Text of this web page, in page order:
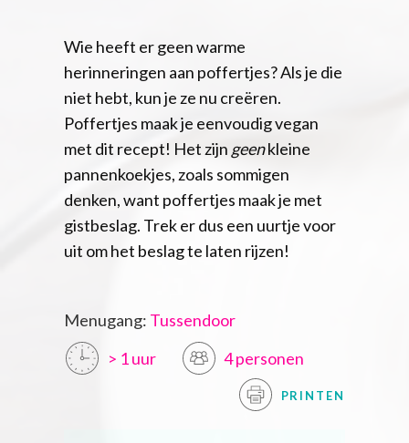
Wie heeft er geen warme
herinneringen aan poffertjes? Als je die
niet hebt, kun je ze nu creëren.
Poffertjes maak je eenvoudig vegan
met dit recept! Het zijn geenkleine
pannenkoekjes, zoals sommigen
denken, want poffertjes maak je met
gistbeslag. Trek er dus een uurtje voor
uit om het beslag te laten rijzen!
Menugang: Tussendoor
> 1 uur
4 personen
PRINTEN